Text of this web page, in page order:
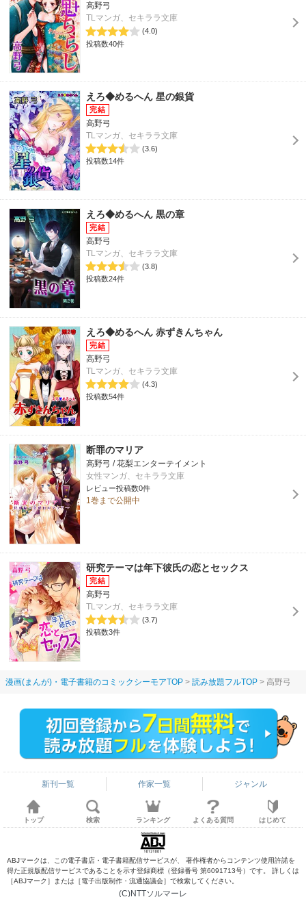
高野弓
TLマンガ、セキララ文庫
(4.0)
投稿数40件
えろ◆めるへん 星の銀貨
高野弓
TLマンガ、セキララ文庫
(3.6)
投稿数14件
えろ◆めるへん 黒の章
高野弓
TLマンガ、セキララ文庫
(3.8)
投稿数24件
えろ◆めるへん 赤ずきんちゃん
高野弓
TLマンガ、セキララ文庫
(4.3)
投稿数54件
断罪のマリア
高野弓 / 花梨エンターテイメント
女性マンガ、セキララ文庫
レビュー投稿数0件
1巻まで公開中
研究テーマは年下彼氏の恋とセックス
高野弓
TLマンガ、セキララ文庫
(3.7)
投稿数3件
漫画(まんが)・電子書籍のコミックシーモアTOP 読み放題フルTOP 高野弓
新刊一覧 作家一覧 ジャンル
トップ 検索 ランキング よくある質問 はじめて
ABJマークは、この電子書店・電子書籍配信サービスが、 著作権者からコンテンツ使用許諾を
得た正規版配信サービスであることを示す登録商標（登録番号 第6091713号）です。 詳しくは
［ABJマーク］または［電子出版制作・流通協議会］で検索してください。
(C)NTTソルマーレ